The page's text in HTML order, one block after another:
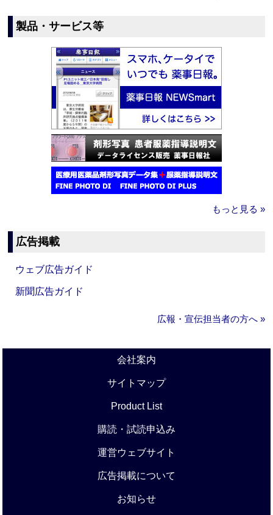
製品・サービス等
もっと見る »
広告掲載
ウェブ広告ガイド
新聞広告ガイド
広報・宣伝担当者の方へ »
会社案内
サイトマップ
Product List
購読・試読申込み
運営ウェブサイト
広告掲載について
お知らせ